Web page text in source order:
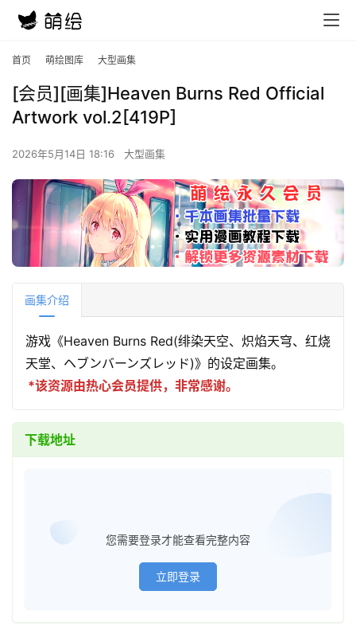
首页 萌绘图库 大型画集
[会员][画集]Heaven Burns Red Official
Artwork vol.2[419P]
2026年5月14日 18:16 大型画集
画集介绍
游戏《Heaven Burns Red(绯染天空、炽焰天穹、红烧
天堂、ヘブンバーンズレッド)》的设定画集。
*该资源由热心会员提供，非常感谢。
下载地址
您需要登录才能查看完整内容
立即登录